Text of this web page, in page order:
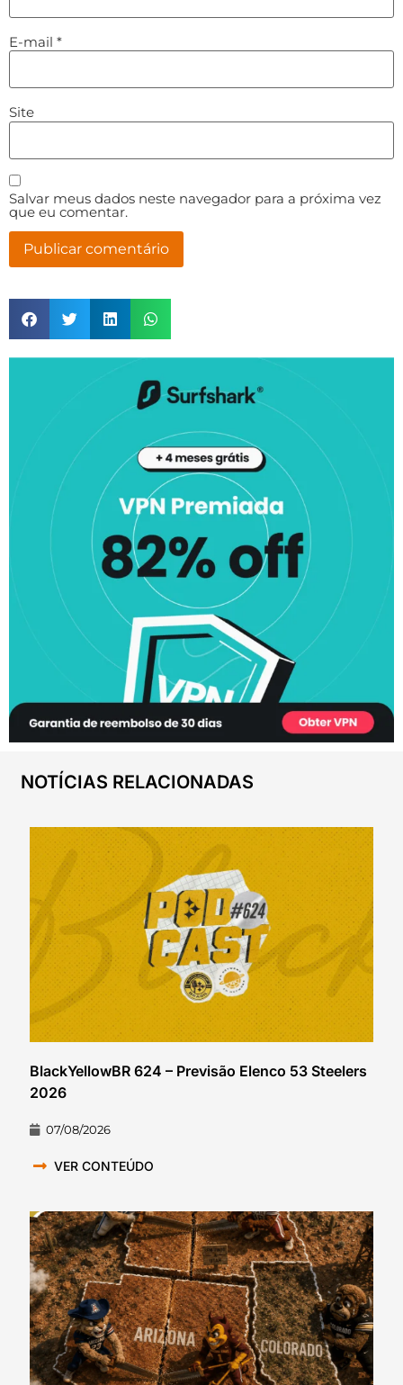
E-mail *
Site
Salvar meus dados neste navegador para a próxima vez
que eu comentar.
NOTÍCIAS RELACIONADAS
BlackYellowBR 624 – Previsão Elenco 53 Steelers
2026
07/08/2026
VER CONTEÚDO